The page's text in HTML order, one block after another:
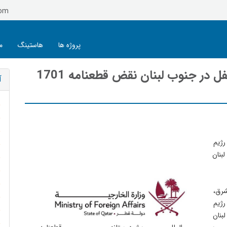
پروژه ها هاستینگ
قطر: حمله اسرائيل به نيروهاي يونيفل در جنوب لبنان نقض قطعنامه 1701